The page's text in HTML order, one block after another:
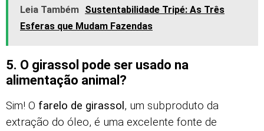
Leia Também Sustentabilidade Tripé: As Três
Esferas que Mudam Fazendas
5. O girassol pode ser usado na
alimentação animal?
Sim! O farelo de girassol , um subproduto da
extração do óleo, é uma excelente fonte de